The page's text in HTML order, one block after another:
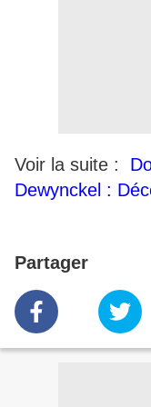
Voir la suite :
Dewynckel :
Partager